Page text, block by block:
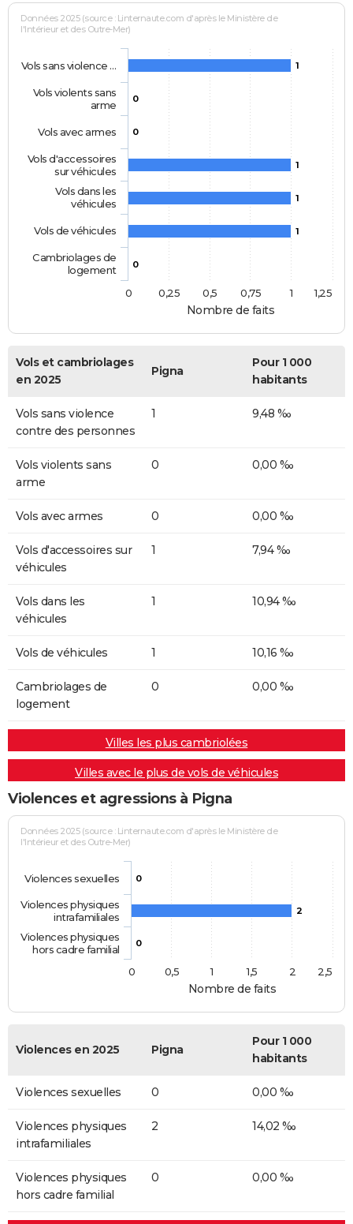
Nombre de faits
Données 2025 (source : Linternaute.com d'après le Ministère de
l'Intérieur et des Outre-Mer)
1
0
0
1
1
1
0
Vols sans violence …
Vols violents sans
arme
Vols avec armes
Vols d'accessoires
sur véhicules
Vols dans les
véhicules
Vols de véhicules
Cambriolages de
logement
0
1
0,25 0,5 0,75 1,25
Vols et cambriolages
en 2025
Pigna
Pour 1 000
habitants
Vols sans violence
contre des personnes
1 9,48 ‰
Vols violents sans
arme
0 0,00 ‰
Vols avec armes 0 0,00 ‰
Vols d'accessoires sur
véhicules
1 7,94 ‰
Vols dans les
véhicules
1 10,94 ‰
Vols de véhicules 1 10,16 ‰
Cambriolages de
logement
0 0,00 ‰
Villes les plus cambriolées
Villes avec le plus de vols de véhicules
Violences et agressions à Pigna
Nombre de faits
Données 2025 (source : Linternaute.com d'après le Ministère de
l'Intérieur et des Outre-Mer)
0
2
0
Violences sexuelles
Violences physiques
intrafamiliales
Violences physiques
hors cadre familial
0
0,5 1 1,5 2 2,5
Violences en 2025 Pigna
Pour 1 000
habitants
Violences sexuelles 0 0,00 ‰
Violences physiques
intrafamiliales
2 14,02 ‰
Violences physiques
hors cadre familial
0 0,00 ‰